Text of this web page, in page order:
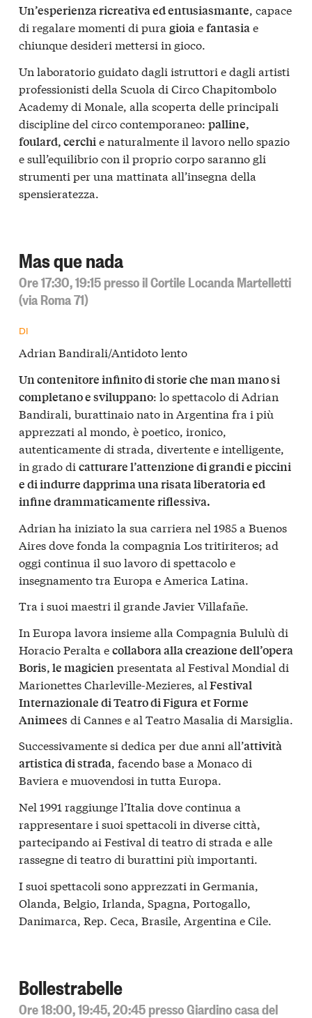
Un’esperienza ricreativa ed entusiasmante, capace
di regalare momenti di pura gioiaefantasiae
chiunque desideri mettersi in gioco.
Un laboratorio guidato dagli istruttori e dagli artisti
professionisti della Scuola di Circo Chapitombolo
Academy di Monale, alla scoperta delle principali
discipline del circo contemporaneo: palline,
foulard, cerchi e naturalmente il lavoro nello spazio
e sull’equilibrio con il proprio corpo saranno gli
strumenti per una mattinata all’insegna della
spensieratezza.
Mas que nada
Ore 17:30, 19:15 presso il Cortile Locanda Martelletti
(via Roma 71)
DI
Adrian Bandirali/Antidoto lento
Un contenitore infinito di storie che man mano si
completano e sviluppano: lo spettacolo di Adrian
Bandirali, burattinaio nato in Argentina fra i più
apprezzati al mondo, è poetico, ironico,
autenticamente di strada, divertente e intelligente,
in grado di catturare l’attenzione di grandi e piccini
e di indurre dapprima una risata liberatoria ed
infine drammaticamente riflessiva.
Adrian ha iniziato la sua carriera nel 1985 a Buenos
Aires dove fonda la compagnia Los tritiriteros; ad
oggi continua il suo lavoro di spettacolo e
insegnamento tra Europa e America Latina.
Tra i suoi maestri il grande Javier Villafañe.
In Europa lavora insieme alla Compagnia Bululù di
Horacio Peralta ecollabora alla creazione dell’opera
Boris, le magicienpresentata al Festival Mondial di
Marionettes Charleville-Mezieres, alFestival
Internazionale di Teatro di Figuraet Forme
Animees di Cannes e al Teatro Masalia di Marsiglia.
Successivamente si dedica per due anni all’attività
artistica di strada, facendo base a Monaco di
Baviera e muovendosi in tutta Europa.
Nel 1991 raggiunge l’Italia dove continua a
rappresentare i suoi spettacoli in diverse città,
partecipando ai Festival di teatro di strada e alle
rassegne di teatro di burattini più importanti.
I suoi spettacoli sono apprezzati in Germania,
Olanda, Belgio, Irlanda, Spagna, Portogallo,
Danimarca, Rep. Ceca, Brasile, Argentina e Cile.
Bollestrabelle
Ore 18:00, 19:45, 20:45 presso Giardino casa del